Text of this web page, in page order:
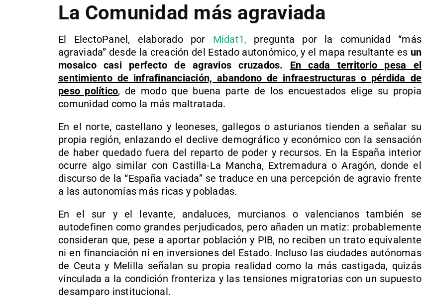
La Comunidad más agraviada
El ElectoPanel, elaborado por Midat1, pregunta por la comunidad “más
agraviada” desde la creación del Estado autonómico, y el mapa resultante es un
mosaico casi perfecto de agravios cruzados.
En cada territorio pesa el
sentimiento de infrafinanciación, abandono de infraestructuras o pérdida de
peso político, de modo que buena parte de los encuestados elige su propia
comunidad como la más maltratada.
En el norte, castellano y leoneses, gallegos o asturianos tienden a señalar su
propia región, enlazando el declive demográfico y económico con la sensación
de haber quedado fuera del reparto de poder y recursos. En la España interior
ocurre algo similar con Castilla-La Mancha, Extremadura o Aragón, donde el
discurso de la “España vaciada” se traduce en una percepción de agravio frente
a las autonomías más ricas y pobladas.
En el sur y el levante, andaluces, murcianos o valencianos también se
autodefinen como grandes perjudicados, pero añaden un matiz: probablemente
consideran que, pese a aportar población y PIB, no reciben un trato equivalente
ni en financiación ni en inversiones del Estado. Incluso las ciudades autónomas
de Ceuta y Melilla señalan su propia realidad como la más castigada, quizás
vinculada a la condición fronteriza y las tensiones migratorias con un supuesto
desamparo institucional.